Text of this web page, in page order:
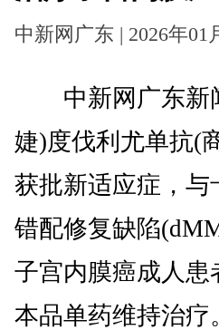
中新网广东 | 2026年01
中新网广东新
婕)度伐利尤单抗(
获批新适应症，
错配修复缺陷
子宫内膜癌成人
本品单药维持治疗